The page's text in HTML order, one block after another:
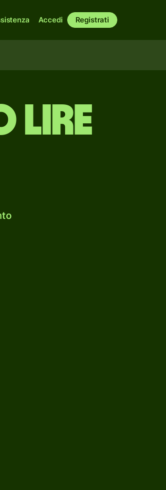
Accedi Registrati
lire